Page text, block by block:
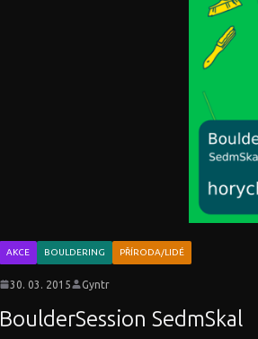
AKCE BOULDERING PŘÍRODA/LIDÉ
30. 03. 2015 Gyntr
BoulderSession SedmSkal